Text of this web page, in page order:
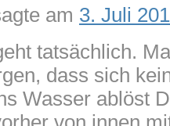
am 3. Juli
tatsächlich.
dass sich
Wasser ablöst